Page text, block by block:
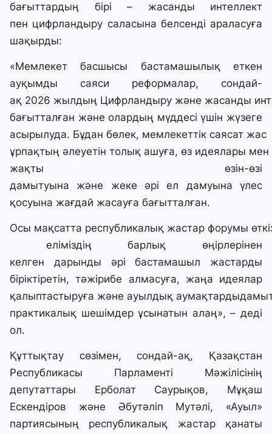
бағыттардың бірі – жасанды интеллект
пен цифрландыру саласына белсенді араласуға
шақырды:
«Мемлекет басшысы бастамашылық еткен
ауқымды саяси реформалар, сондай-
ақ 2026 жылдың Цифрландыру және жасанды
бағытталған және олардың мүддесі үшін жүзеге
асырылуда. Бұдан бөлек, мемлекеттік саясат жас
ұрпақтың әлеуетін толық ашуға, өз идеялары
жақты өзін-өзі
дамытуына және жеке әрі ел дамуына үлес
қосуына жағдай жасауға бағытталған.
Осы мақсатта республикалық жастар форумы
еліміздің барлық өңірлерінен
келген дарынды әрі бастамашыл жастарды
біріктіретін, тәжірибе алмасуға, жаңа идеялар
қалыптастыруға және ауылдық
практикалық шешімдер ұсынатын алаң», – деді
ол.
Құттықтау сөзімен, сондай-ақ, Қазақстан
Республикасы Парламенті Мәжілісінің
депутаттары Ерболат Саурықов, Мұқаш
Ескендіров және Әбутәліп Мутәлі, «Ауыл»
партиясының республикалық жастар қанаты